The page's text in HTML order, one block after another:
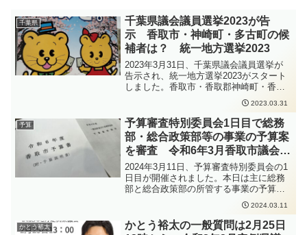
千葉県
千葉県議会議員選挙2023が告
示 香取市・神崎町・多古町の候
補者は？ 統一地方選挙2023
2023年3月31日、千葉県議会議員選挙が
告示され、統一地方選挙2023がスタート
しました。香取市・香取郡神崎町・香取
郡多古町選挙区は、定数が2のところ、3
人の候補者が立候補しました。千葉県議
会議員選挙2023の香取市・香取郡神崎
町・香取郡多古町選挙区の候補者は、前
回2019年の県議会議員選挙と同じ顔ぶれ
となりました。千葉県議会議員選挙2023
は、3月31日に告示され選挙戦がスタート
しましたが、4月1日から期日前投票が可
能となっています。ただし、各支所では
期日前投票が4月2日からとなっているこ
とや、投票時間が市役所と違い午後6時ま
でとなっていることなどがありますの
で、ご注意ください。
2023.03.31
予算
予算審査特別委員会1日目で総務
部・総合政策部等の事業の予算案
を審査 令和6年3月香取市議会定
例会
2024年3月11日、予算審査特別委員会の1
日目が開催されました。本日は主に総務
部と総合政策部の所管する事業の予算案
を審査いたしました。防災に関する事業
や市の財産の管理に関する事業、移住定
住に関する事業や税務に関する事業、コ
ンパスの運営に関することなど、多岐に
2024.03.11
かとう裕太
かとう裕太の一般質問は2月25日